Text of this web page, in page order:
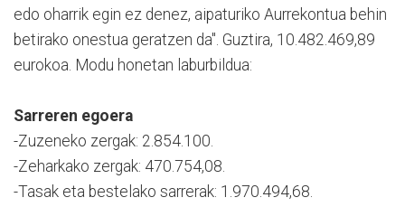
edo oharrik egin ez denez, aipaturiko Aurrekontua behin
betirako onestua gera­tzen da". Guztira, 10.482.469,89
eurokoa. Modu honetan laburbildua:
Sarreren egoera
-Zuzeneko zergak: 2.854.100.
-Zeharkako zergak: 470.754,08.
-Tasak eta bestelako sarrerak: 1.970.494,68.